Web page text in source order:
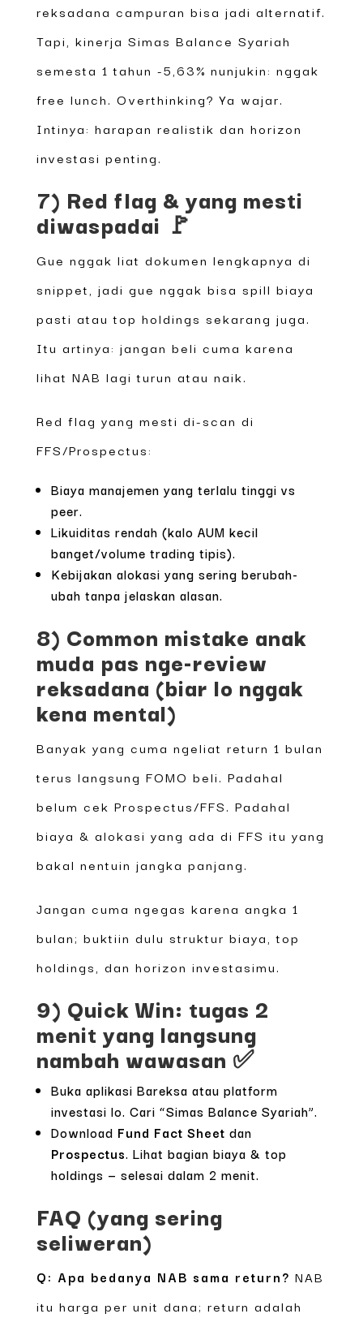
reksadana campuran bisa jadi alternatif.
Tapi, kinerja Simas Balance Syariah
semesta 1 tahun -5,63% nunjukin: nggak
free lunch. Overthinking? Ya wajar.
Intinya: harapan realistik dan horizon
investasi penting.
7) Red flag & yang mesti
diwaspadai 🚩
Gue nggak liat dokumen lengkapnya di
snippet, jadi gue nggak bisa spill biaya
pasti atau top holdings sekarang juga.
Itu artinya: jangan beli cuma karena
lihat NAB lagi turun atau naik.
Red flag yang mesti di-scan di
FFS/Prospectus:
Biaya manajemen yang terlalu tinggi vs
peer.
Likuiditas rendah (kalo AUM kecil
banget/volume trading tipis).
Kebijakan alokasi yang sering berubah-
ubah tanpa jelaskan alasan.
8) Common mistake anak
muda pas nge-review
reksadana (biar lo nggak
kena mental)
Banyak yang cuma ngeliat return 1 bulan
terus langsung FOMO beli. Padahal
belum cek Prospectus/FFS. Padahal
biaya & alokasi yang ada di FFS itu yang
bakal nentuin jangka panjang.
Jangan cuma ngegas karena angka 1
bulan; buktiin dulu struktur biaya, top
holdings, dan horizon investasimu.
9) Quick Win: tugas 2
menit yang langsung
nambah wawasan ✅
Buka aplikasi Bareksa atau platform
investasi lo. Cari “Simas Balance Syariah”.
Download Fund Fact Sheet dan
Prospectus. Lihat bagian biaya & top
holdings — selesai dalam 2 menit.
FAQ (yang sering
seliweran)
Q: Apa bedanya NAB sama return? NAB
itu harga per unit dana; return adalah